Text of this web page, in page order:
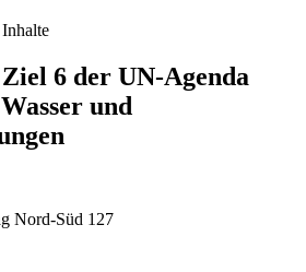
6 der UN-Agenda
und
Nord-Süd 127